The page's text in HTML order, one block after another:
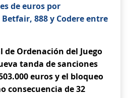
de euros por
888 y Codere entre
de Ordenación del Juego
tanda de sanciones
euros y el bloqueo
consecuencia de 32